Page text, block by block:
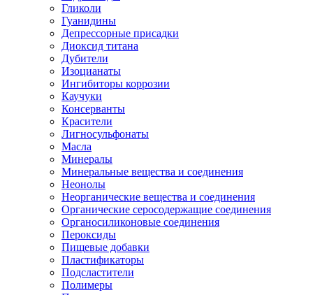
Гликоли
Гуанидины
Депрессорные присадки
Диоксид титана
Дубители
Изоцианаты
Ингибиторы коррозии
Каучуки
Консерванты
Красители
Лигносульфонаты
Масла
Минералы
Минеральные вещества и соединения
Неонолы
Неорганические вещества и соединения
Органические серосодержащие соединения
Органосиликоновые соединения
Пероксиды
Пищевые добавки
Пластификаторы
Подсластители
Полимеры